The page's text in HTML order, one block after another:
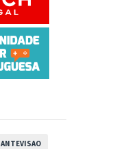
ANTEVISAO